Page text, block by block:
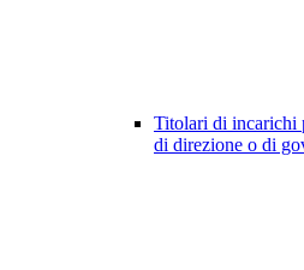
Titolari di incarichi
di direzione o di